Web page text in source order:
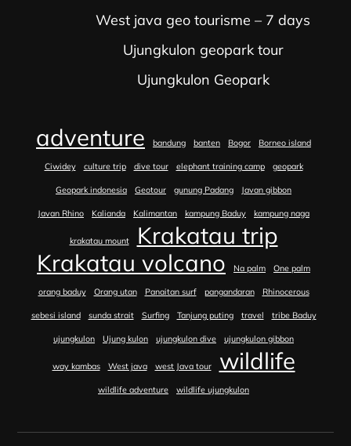
West java geo tourisme – 7 days
Ujungkulon geopark tour
Ujungkulon Geopark
adventure bandung banten Bogor Borneo island
Ciwidey culture trip dive tour elephant training camp geopark
Geopark indonesia Geotour gunung Padang Javan gibbon
Javan Rhino Kalianda Kalimantan kampung Baduy kampung naga
krakatau mount
Krakatau trip
Krakatau volcano
Na palm One palm
orang baduy Orang utan Panaitan surf pangandaran Rhinocerous
sebesi island sunda strait Surfing Tanjung puting travel tribe Baduy
ujungkulon Ujung kulon ujungkulon dive ujungkulon gibbon
way kambas West java west Java tour wildlife
wildlife adventure wildlife ujungkulon